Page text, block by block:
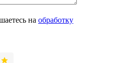
на обработку